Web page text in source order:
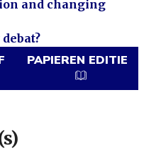
and changing
PAPIEREN EDITIE